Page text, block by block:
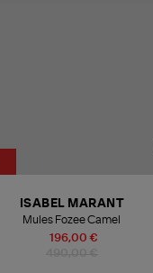
196,00 €
ISABEL MARANT
Mules Fozee Camel